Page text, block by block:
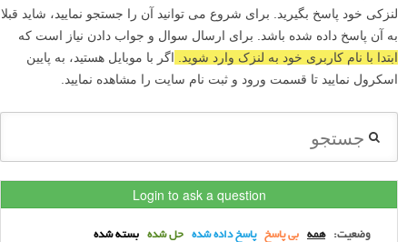
لنزکی خود پاسخ بگیرید. برای شروع می توانید آن را جستجو نمایید، شاید قبلا
به آن پاسخ داده شده باشد. برای ارسال سوال و جواب دادن نیاز است که
ابتدا با نام کاربری خود به لنزک وارد شوید. اگر با موبایل هستید، به پایین
اسکرول نمایید تا قسمت ورود و ثبت نام سایت را مشاهده نمایید.
Login to ask a question
وضعیت: همه بی پاسخ پاسخ داده شده حل شده بسته شده